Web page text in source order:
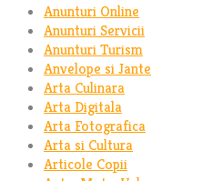
Anunturi Online
Anunturi Servicii
Anunturi Turism
Anvelope si Jante
Arta Culinara
Arta Digitala
Arta Fotografica
Arta si Cultura
Articole Copii